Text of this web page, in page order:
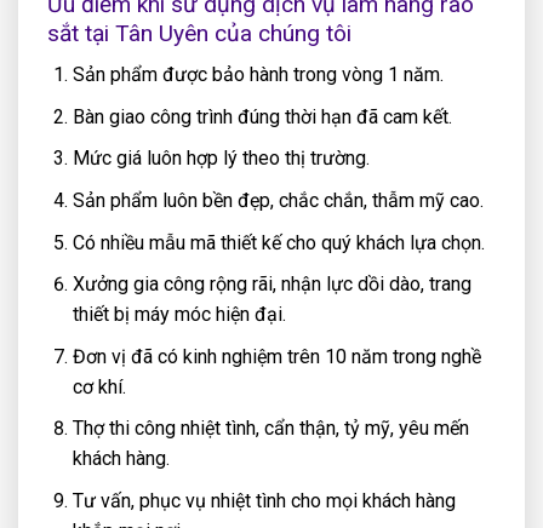
sắt tại Tân Uyên của chúng tôi
Sản phẩm được bảo hành trong vòng 1 năm.
Bàn giao công trình đúng thời hạn đã cam kết.
Mức giá luôn hợp lý theo thị trường.
Sản phẩm luôn bền đẹp, chắc chắn, thẫm mỹ cao.
Có nhiều mẫu mã thiết kế cho quý khách lựa chọn.
Xưởng gia công rộng rãi, nhận lực dồi dào, trang
thiết bị máy móc hiện đại.
Đơn vị đã có kinh nghiệm trên 10 năm trong nghề
cơ khí.
Thợ thi công nhiệt tình, cẩn thận, tỷ mỹ, yêu mến
khách hàng.
Tư vấn, phục vụ nhiệt tình cho mọi khách hàng